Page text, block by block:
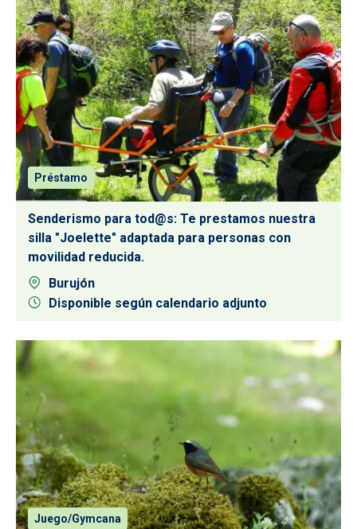
Préstamo
Senderismo para tod@s: Te prestamos nuestra
silla "Joelette" adaptada para personas con
movilidad reducida.
Burujón
Disponible según calendario adjunto
Juego/Gymcana